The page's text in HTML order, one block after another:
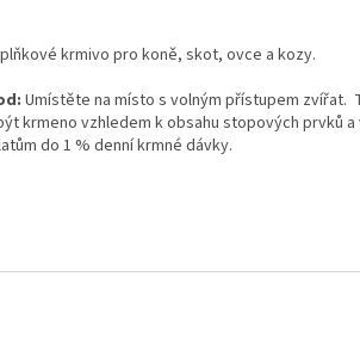
krmivo pro koně, skot, ovce a kozy.
Umístěte na místo s volným přístupem zvířat.
krmeno vzhledem k obsahu stopových prvků
do 1 % denní krmné dávky.